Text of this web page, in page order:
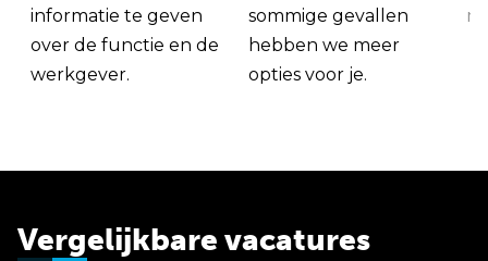
informatie te geven
over de functie en de
werkgever.
sommige gevallen
hebben we meer
opties voor je.
Vergelijkbare vacatures